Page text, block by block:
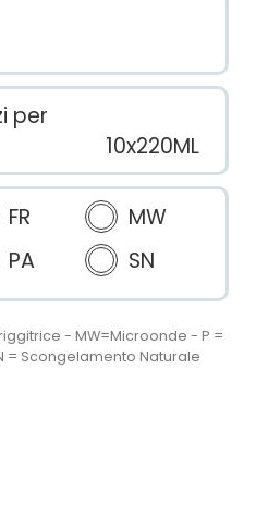
per
10x220ML
FR
MW
PA SN
- MW=Microonde - P =
= Scongelamento Naturale